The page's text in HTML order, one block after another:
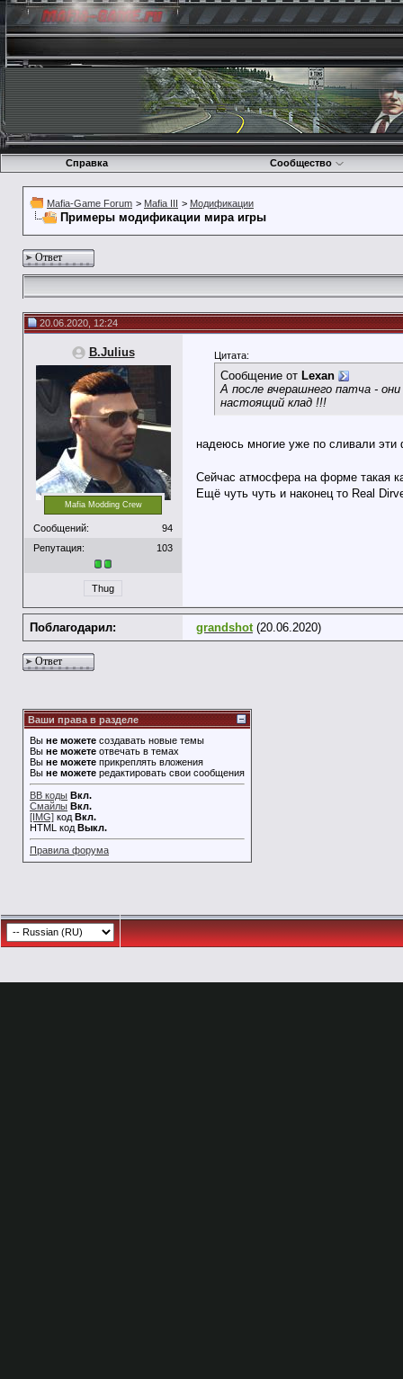
Справка Сообщество
Mafia-Game Forum > Mafia III > Модификации
Примеры модификации мира игры
Ответ
20.06.2020, 12:24
B.Julius
Mafia Modding Crew
Сообщений:
94
Репутация:
103
Thug
Цитата:
Сообщение от Lexan
А после вчерашнего патча -
настоящий клад !!!
надеюсь многие уже по сливали
Сейчас атмосфера на форме такая
Ещё чуть чуть и наконец то Real
Поблагодарил: grandshot(20.06.2020)
Ответ
Ваши права в разделе
Вы не можете создавать новые темы
Вы не можете отвечать в темах
Вы не можете прикреплять вложения
Вы не можете редактировать свои сообщения
BB коды Вкл.
Смайлы Вкл.
[IMG] код Вкл.
HTML код Выкл.
Правила форума